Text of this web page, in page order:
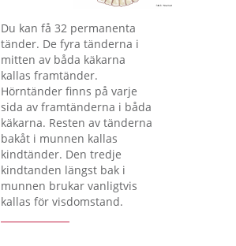
Förstora bilden
Du kan få 32 permanenta
tänder. De fyra tänderna i
mitten av båda käkarna
kallas framtänder.
Hörntänder finns på varje
sida av framtänderna i båda
käkarna. Resten av tänderna
bakåt i munnen kallas
kindtänder. Den tredje
kindtanden längst bak i
munnen brukar vanligtvis
kallas för visdomstand.